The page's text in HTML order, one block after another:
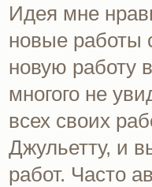
Идея мне
новые работы
новую работу
многого не
всех своих
Джульетту, и
работ. Часто